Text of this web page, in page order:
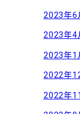
2023年6
2023年4
2023年1
2022年
2022年